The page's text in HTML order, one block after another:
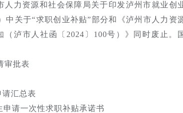
力资源和社会保障局关于印发泸州市就业创
中关于“求职创业补贴”部分和《泸州市人力资
泸市人社函〔2024〕100号）》同时废止。
审批表
汇总表
请一次性求职补贴承诺书